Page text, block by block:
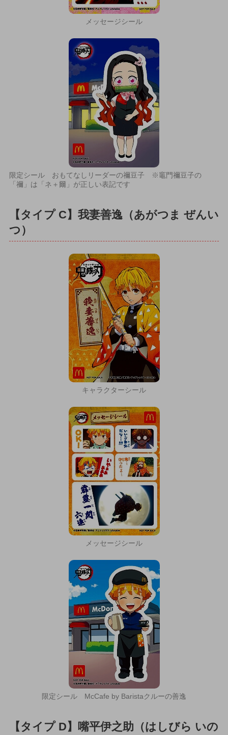
メッセージシール
限定シール おもてなしリーダーの禰豆子 ※竈門禰豆子の
「禰」は「ネ＋爾」が正しい表記です
【タイプ C】我妻善逸（あがつま ぜんい
つ）
キャラクターシール
メッセージシール
限定シール McCafe by Baristaクルーの善逸
【タイプ D】嘴平伊之助（はしびら いの